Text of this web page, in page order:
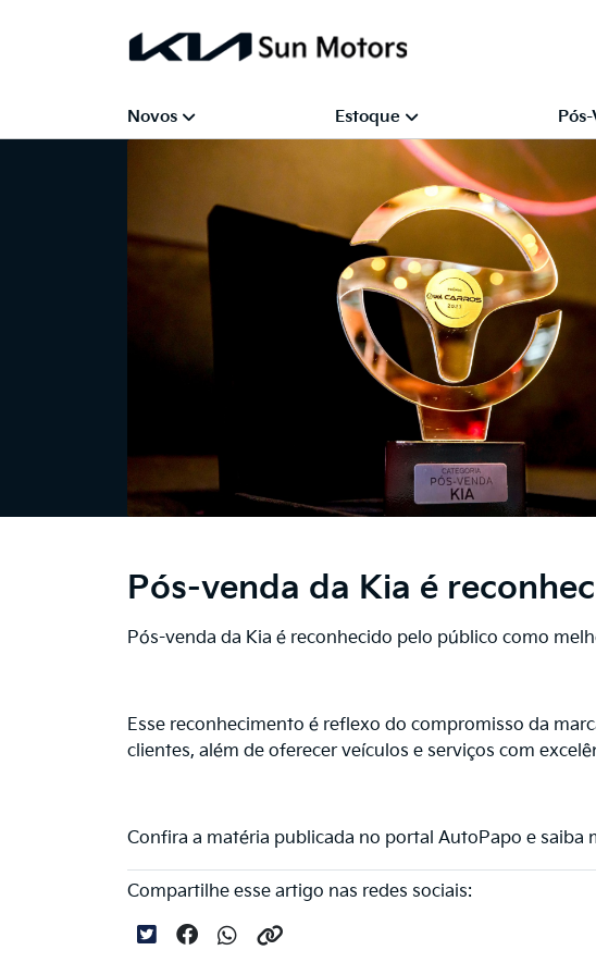
Novos Estoque
Pós-venda da Kia é
Pós-venda da Kia é reconhecido pelo público como
Esse reconhecimento é reflexo do compromisso da
clientes, além de oferecer veículos e serviços com
Confira a matéria publicada no portal AutoPapo e
Compartilhe esse artigo nas redes sociais: